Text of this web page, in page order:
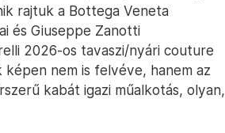
rajtuk a Bottega Veneta
és Giuseppe Zanotti
2026-os tavaszi/nyári couture
nem is felvéve, hanem az
kabát igazi műalkotás, olyan,